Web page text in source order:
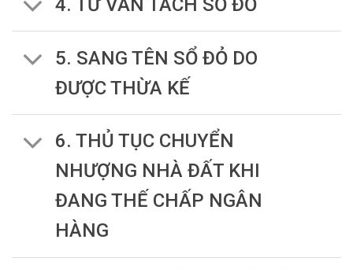
4. TƯ VẤN TÁCH SỔ ĐỎ
5. SANG TÊN SỔ ĐỎ DO
ĐƯỢC THỪA KẾ
6. THỦ TỤC CHUYỂN
NHƯỢNG NHÀ ĐẤT KHI
ĐANG THẾ CHẤP NGÂN
HÀNG